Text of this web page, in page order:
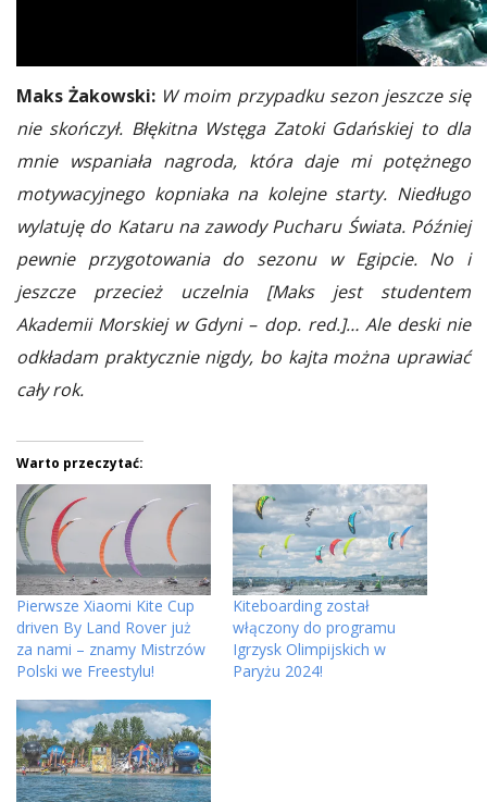
Maks Żakowski: W moim przypadku sezon jeszcze się
nie skończył. Błękitna Wstęga Zatoki Gdańskiej to dla
mnie wspaniała nagroda, która daje mi potężnego
motywacyjnego kopniaka na kolejne starty. Niedługo
wylatuję do Kataru na zawody Pucharu Świata. Później
pewnie przygotowania do sezonu w Egipcie. No i
jeszcze przecież uczelnia [Maks jest studentem
Akademii Morskiej w Gdyni – dop. red.]… Ale deski nie
odkładam praktycznie nigdy, bo kajta można uprawiać
cały rok.
Warto przeczytać:
Pierwsze Xiaomi Kite Cup
driven By Land Rover już
za nami – znamy Mistrzów
Polski we Freestylu!
Kiteboarding został
włączony do programu
Igrzysk Olimpijskich w
Paryżu 2024!